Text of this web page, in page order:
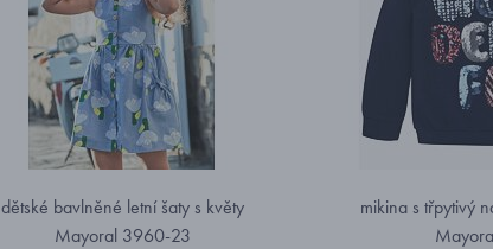
dětské bavlněné letní šaty s květy
Mayoral 3960-23
mikina s třpytivý